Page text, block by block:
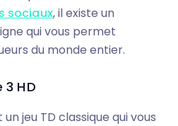
sociaux, il existe un
qui vous permet
du monde entier.
HD
jeu TD classique qui vous